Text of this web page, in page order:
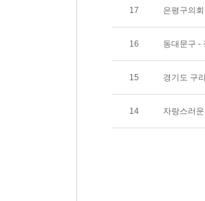
17 은평구의
16 동대문구 -
15 경기도 구
14 자랑스러